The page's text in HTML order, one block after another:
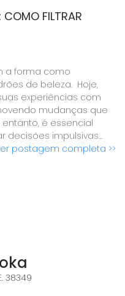
COMO FILTRAR
a forma como
de beleza. Hoje,
experiências com
mudanças que
é essencial
decisões impulsivas...
postagem completa >>
38349